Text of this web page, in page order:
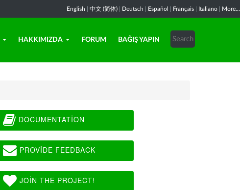
English 中文 (简体) Deutsch Español Français Italiano More...
HAKKIMIZDA FORUM BAĞIŞ YAPIN
DOCUMENTATION
PROVIDE FEEDBACK
JOIN THE PROJECT!